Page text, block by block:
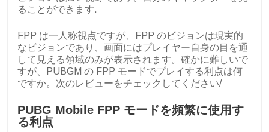
ることができます.
FPP は一人称視点ですが、FPP のビジョンは現実的
なビジョンであり、画面にはプレイヤー自身の目を通
して見える領域のみが表示されます。確かに難しいで
すが、PUBGM の FPP モードでプレイする利点は何
ですか。次のレビューをチェックしてください/
PUBG Mobile FPP モードを頻繁に使用す
る利点